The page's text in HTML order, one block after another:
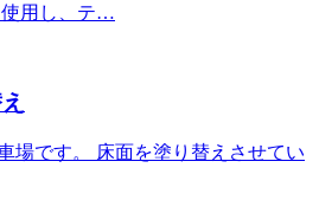
使用し、テ…
場です。 床面を塗り替えさせてい